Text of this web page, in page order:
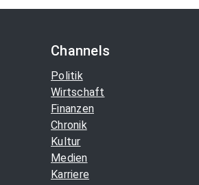
Channels
Politik
Wirtschaft
Finanzen
Chronik
Kultur
Medien
Karriere